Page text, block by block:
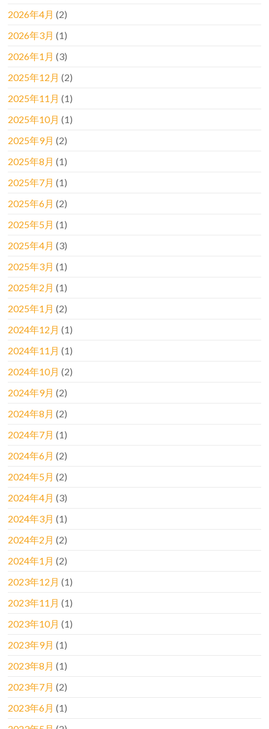
2026年4月 (2)
2026年3月 (1)
2026年1月 (3)
2025年12月 (2)
2025年11月 (1)
2025年10月 (1)
2025年9月 (2)
2025年8月 (1)
2025年7月 (1)
2025年6月 (2)
2025年5月 (1)
2025年4月 (3)
2025年3月 (1)
2025年2月 (1)
2025年1月 (2)
2024年12月 (1)
2024年11月 (1)
2024年10月 (2)
2024年9月 (2)
2024年8月 (2)
2024年7月 (1)
2024年6月 (2)
2024年5月 (2)
2024年4月 (3)
2024年3月 (1)
2024年2月 (2)
2024年1月 (2)
2023年12月 (1)
2023年11月 (1)
2023年10月 (1)
2023年9月 (1)
2023年8月 (1)
2023年7月 (2)
2023年6月 (1)